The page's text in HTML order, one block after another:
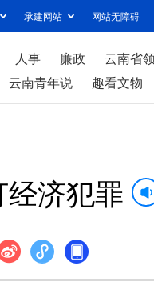
承建网站 网站无障碍
人事 廉政 云南省
云南青年说 趣看文物
济犯罪